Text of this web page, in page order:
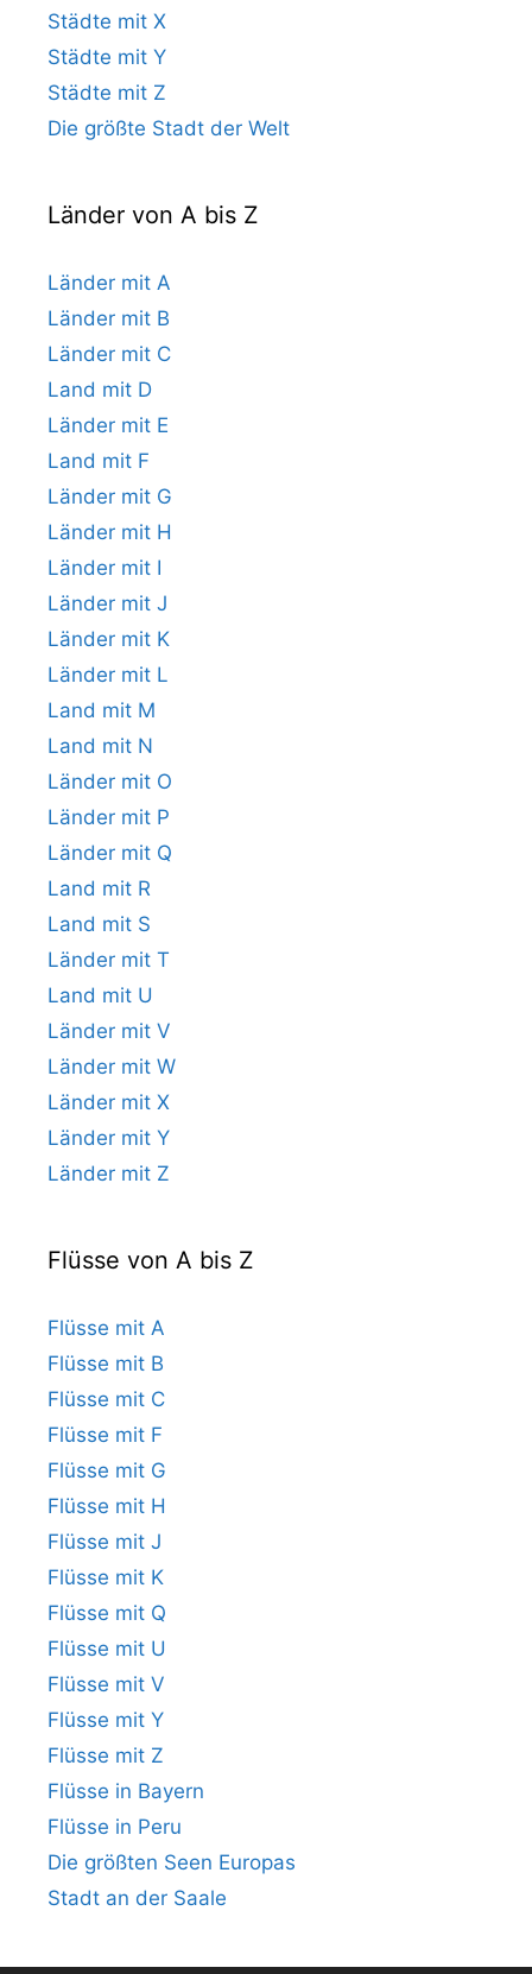
Städte mit X
Städte mit Y
Städte mit Z
Die größte Stadt der Welt
Länder von A bis Z
Länder mit A
Länder mit B
Länder mit C
Land mit D
Länder mit E
Land mit F
Länder mit G
Länder mit H
Länder mit I
Länder mit J
Länder mit K
Länder mit L
Land mit M
Land mit N
Länder mit O
Länder mit P
Länder mit Q
Land mit R
Land mit S
Länder mit T
Land mit U
Länder mit V
Länder mit W
Länder mit X
Länder mit Y
Länder mit Z
Flüsse von A bis Z
Flüsse mit A
Flüsse mit B
Flüsse mit C
Flüsse mit F
Flüsse mit G
Flüsse mit H
Flüsse mit J
Flüsse mit K
Flüsse mit Q
Flüsse mit U
Flüsse mit V
Flüsse mit Y
Flüsse mit Z
Flüsse in Bayern
Flüsse in Peru
Die größten Seen Europas
Stadt an der Saale